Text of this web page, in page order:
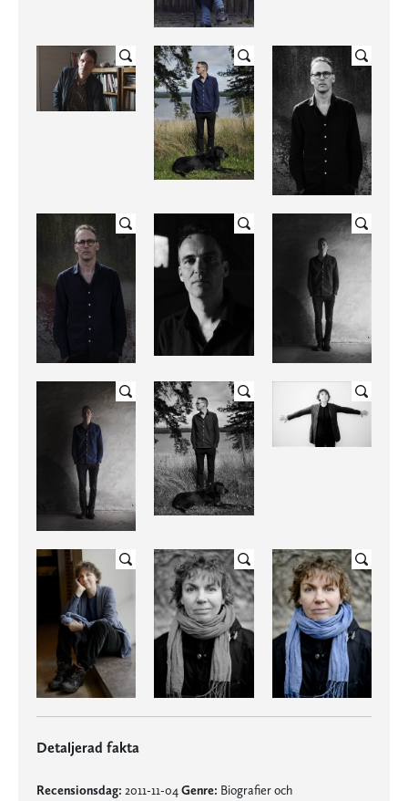
Detaljerad fakta
Recensionsdag: 2011-11-04Genre: Biografier och